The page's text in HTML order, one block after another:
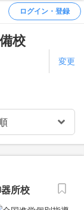
ログイン・登録
校
変更
所校